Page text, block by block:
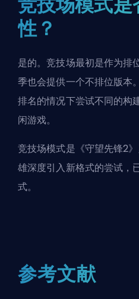
性？
是的。竞技场最初是作为排
季也会提供一个不排位版本
排名的情况下尝试不同的构
闲游戏。
竞技场模式是《守望先锋2
雄深度引入新格式的尝试，
式。
参考文献